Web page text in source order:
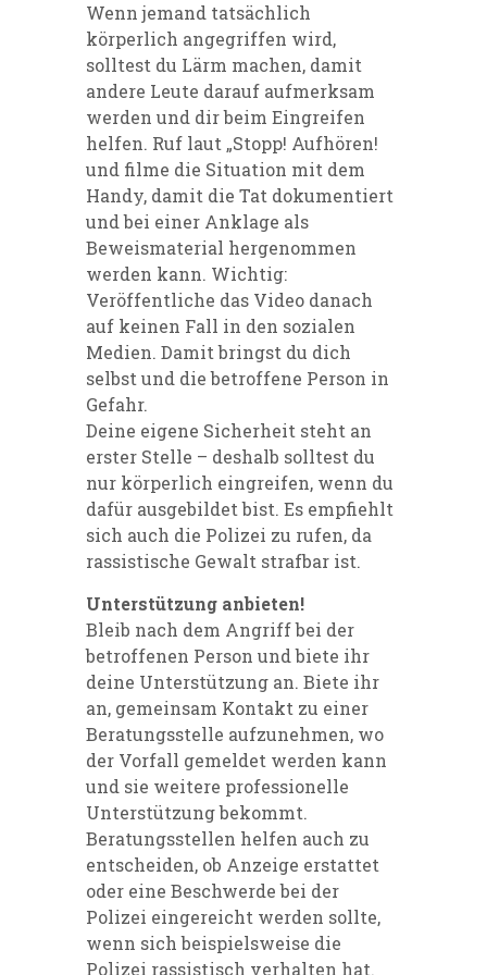
Wenn jemand tatsächlich
körperlich angegriffen wird,
solltest du Lärm machen, damit
andere Leute darauf aufmerksam
werden und dir beim Eingreifen
helfen. Ruf laut „Stopp! Aufhören!
und filme die Situation mit dem
Handy, damit die Tat dokumentiert
und bei einer Anklage als
Beweismaterial hergenommen
werden kann. Wichtig:
Veröffentliche das Video danach
auf keinen Fall in den sozialen
Medien. Damit bringst du dich
selbst und die betroffene Person in
Gefahr.
Deine eigene Sicherheit steht an
erster Stelle – deshalb solltest du
nur körperlich eingreifen, wenn du
dafür ausgebildet bist. Es empfiehlt
sich auch die Polizei zu rufen, da
rassistische Gewalt strafbar ist.
Unterstützung anbieten!
Bleib nach dem Angriff bei der
betroffenen Person und biete ihr
deine Unterstützung an. Biete ihr
an, gemeinsam Kontakt zu einer
Beratungsstelle aufzunehmen, wo
der Vorfall gemeldet werden kann
und sie weitere professionelle
Unterstützung bekommt.
Beratungsstellen helfen auch zu
entscheiden, ob Anzeige erstattet
oder eine Beschwerde bei der
Polizei eingereicht werden sollte,
wenn sichbeispielsweise die
Polizei rassistisch verhalten hat.